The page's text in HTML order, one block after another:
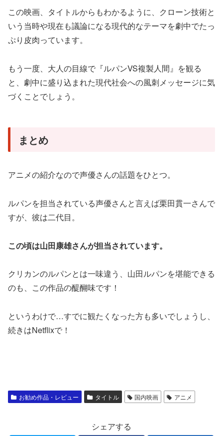
この映画、タイトルからもわかるように、クローン技術と
いう当時や現在も議論になる現代的なテーマを劇中でたっ
ぷり皮肉っています。
もう一度、大人の目線で『ルパンVS複製人間』を観る
と、劇中に盛り込まれた現代社会への風刺メッセージに気
づくことでしょう。
まとめ
アニメの紹介なので声優さんの話題をひとつ。
ルパンを担当されている声優さんと言えば栗田貫一さんで
すが、彼は二代目。
この頃は山田康雄さんが担当されています。
クリカンのルパンとは一味違う、山田ルパンを堪能できる
のも、この作品の醍醐味です！
というわけで…すでに観たくなった方も多いでしょうし、
続きはNetflixで！
お勧め作品・レビュー タイトル 国内映画 アニメ
シェアする